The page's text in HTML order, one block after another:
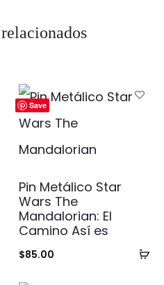
Save
Pin Metálico Star
Wars The
Mandalorian: El
Camino Así es
$85.00